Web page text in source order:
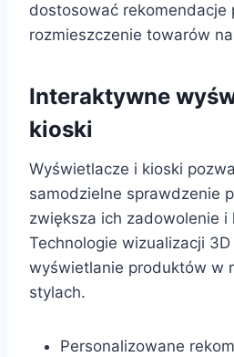
dostosować rekomendacje
rozmieszczenie towarów na
Interaktywne
kioski
Wyświetlacze i kioski
samodzielne sprawdzenie
zwiększa ich zadowolenie i
Technologie wizualizacji
wyświetlanie produktów w
stylach.
Personalizowane